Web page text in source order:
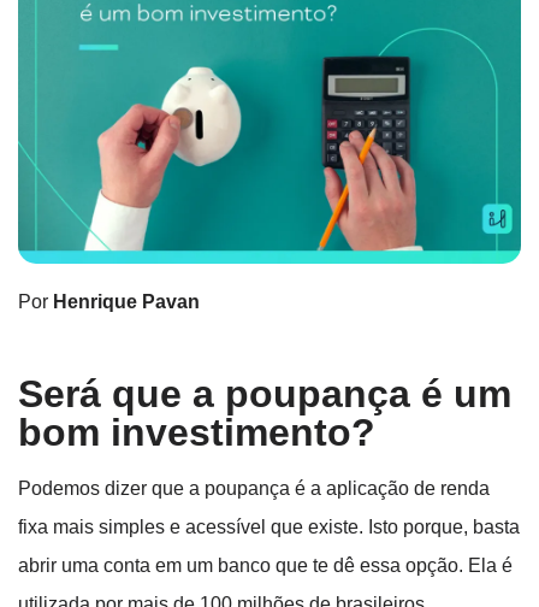
Por Henrique Pavan
Será que a poupança é um
bom investimento?
Podemos dizer que a poupança é a aplicação de renda
fixa mais simples e acessível que existe. Isto porque, basta
abrir uma conta em um banco que te dê essa opção. Ela é